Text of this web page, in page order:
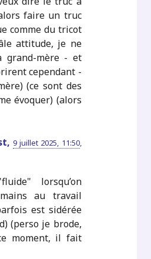
faire un truc
comme du tricot
attitude, je ne
grand-mère - et
cependant -
(ce sont des
évoquer) (alors
9 juillet 2025, 11:50,
lorsqu’on
au travail
est sidérée
(perso je brode,
moment, il fait